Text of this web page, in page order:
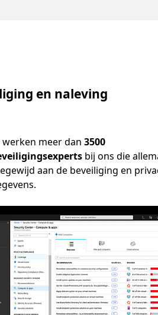
en naleving
werken meer dan 3500
bij ons die
aan de beveiliging en